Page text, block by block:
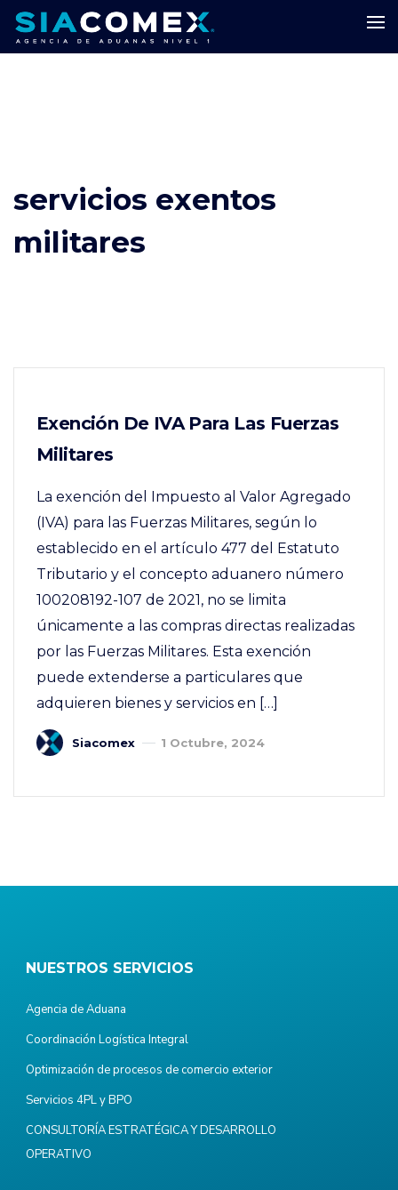
servicios exentos
militares
Exención De IVA Para Las Fuerzas
Militares
La exención del Impuesto al Valor Agregado
(IVA) para las Fuerzas Militares, según lo
establecido en el artículo 477 del Estatuto
Tributario y el concepto aduanero número
100208192-107 de 2021, no se limita
únicamente a las compras directas realizadas
por las Fuerzas Militares. Esta exención
puede extenderse a particulares que
adquieren bienes y servicios en […]
Siacomex 1 Octubre, 2024
NUESTROS SERVICIOS
Agencia de Aduana
Coordinación Logística Integral
Optimización de procesos de comercio exterior
Servicios 4PL y BPO
CONSULTORÍA ESTRATÉGICA Y DESARROLLO
OPERATIVO